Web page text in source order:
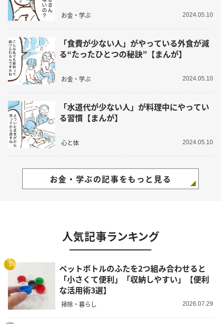
お金・学ぶ 2024.05.10
「食費が少ない人」がやっている外食が減
る“たったひとつの秘訣”【まんが】
お金・学ぶ 2024.05.10
「水道代が少ない人」が料理中にやってい
る習慣【まんが】
心と体 2024.05.10
お金・学ぶの記事をもっと見る
人気記事ランキング
1
ペットボトルのふたを2つ組み合わせると
「小さくて便利」「収納しやすい」【便利
な活用術3選】
掃除・暮らし 2026.07.29